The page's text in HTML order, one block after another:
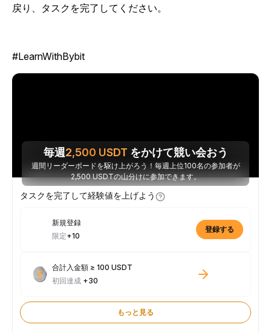
戻り、タスクを完了してください。
#LearnWithBybit
毎週2,500 USDT をかけて競い会おう
週間リーダーボードを駆け上がろう！毎週上位100名の参加者が
2,500 USDTの山分けに参加できます。
タスクを完了して経験値を上げよう
新規登録
限定+10
登録する
合計入金額 ≥ 100 USDT
初回達成 +30
もっと見る